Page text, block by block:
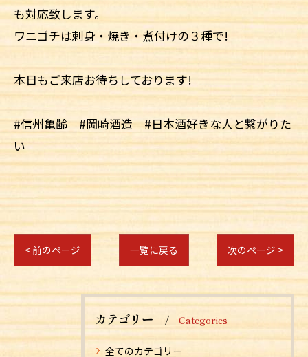
も対応致します。
ワニゴチは刺身・焼き・煮付けの３種で!
本日もご来店お待ちしております!
#信州亀齢 #岡崎酒造 #日本酒好きな人と繋がりた
い
< 前のページ 一覧に戻る 次のページ >
カテゴリー Categories
全てのカテゴリー